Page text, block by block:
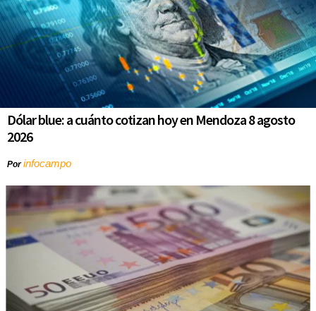
Dólar blue: a cuánto cotizan hoy en Mendoza 8 agosto
2026
Porinfocampo